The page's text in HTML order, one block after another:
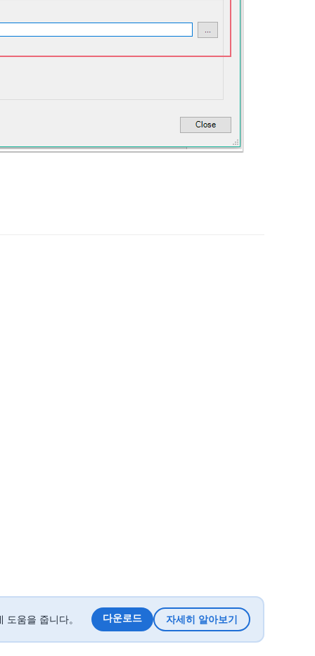
움을 줍니다。 다운로드 자세히 알아보기